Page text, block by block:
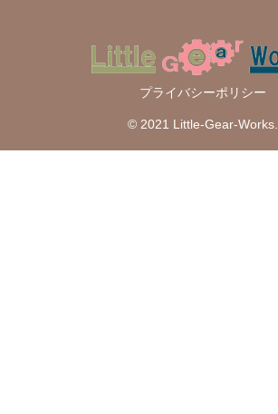
プライバシーポリシー
© 2021 Little-Gear-Works.